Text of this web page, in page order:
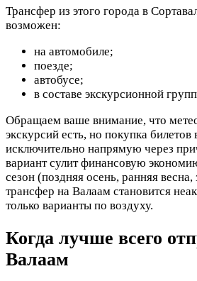
Трансфер из этого города в
возможен:
на автомобиле;
поезде;
автобусе;
в составе экскурсионной
Обращаем ваше внимание, что
экскурсий есть, но покупка
исключительно напрямую через
вариант сулит финансовую
сезон (поздняя осень, ранняя
трансфер на Валаам становится
только варианты по воздуху.
Когда лучше всего
Валаам